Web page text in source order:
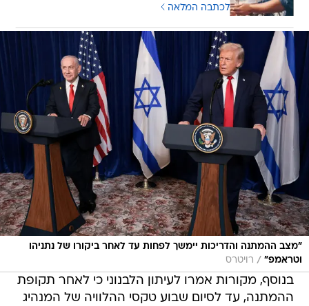
לכתבה המלאה
"מצב ההמתנה והדריכות יימשך לפחות עד לאחר ביקורו של נתניהו
וטראמפ" / רויטרס
בנוסף, מקורות אמרו לעיתון הלבנוני כי לאחר תקופת
ההמתנה, עד לסיום שבוע טקסי ההלוויה של המנהיג